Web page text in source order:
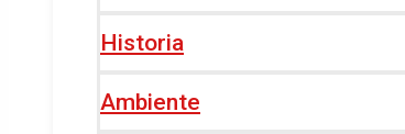
Historia
Ambiente